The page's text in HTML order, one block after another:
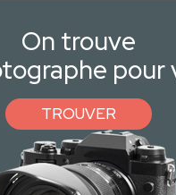
On trouve
pour
TROUVER